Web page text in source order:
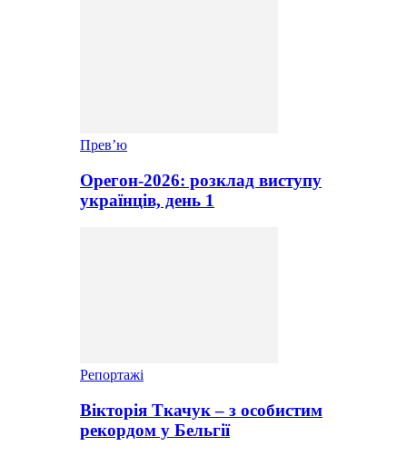
Прев’ю
Орегон-2026: розклад виступу
українців, день 1
Репортажі
Вікторія Ткачук – з особистим
рекордом у Бельгії